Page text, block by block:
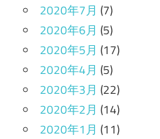
2020年7月 (7)
2020年6月 (5)
2020年5月 (17)
2020年4月 (5)
2020年3月 (22)
2020年2月 (14)
2020年1月 (11)